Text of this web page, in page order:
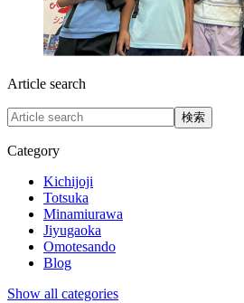
Article search
検索
Category
Kichijoji
Totsuka
Minamiurawa
Jiyugaoka
Omotesando
Blog
Show all categories